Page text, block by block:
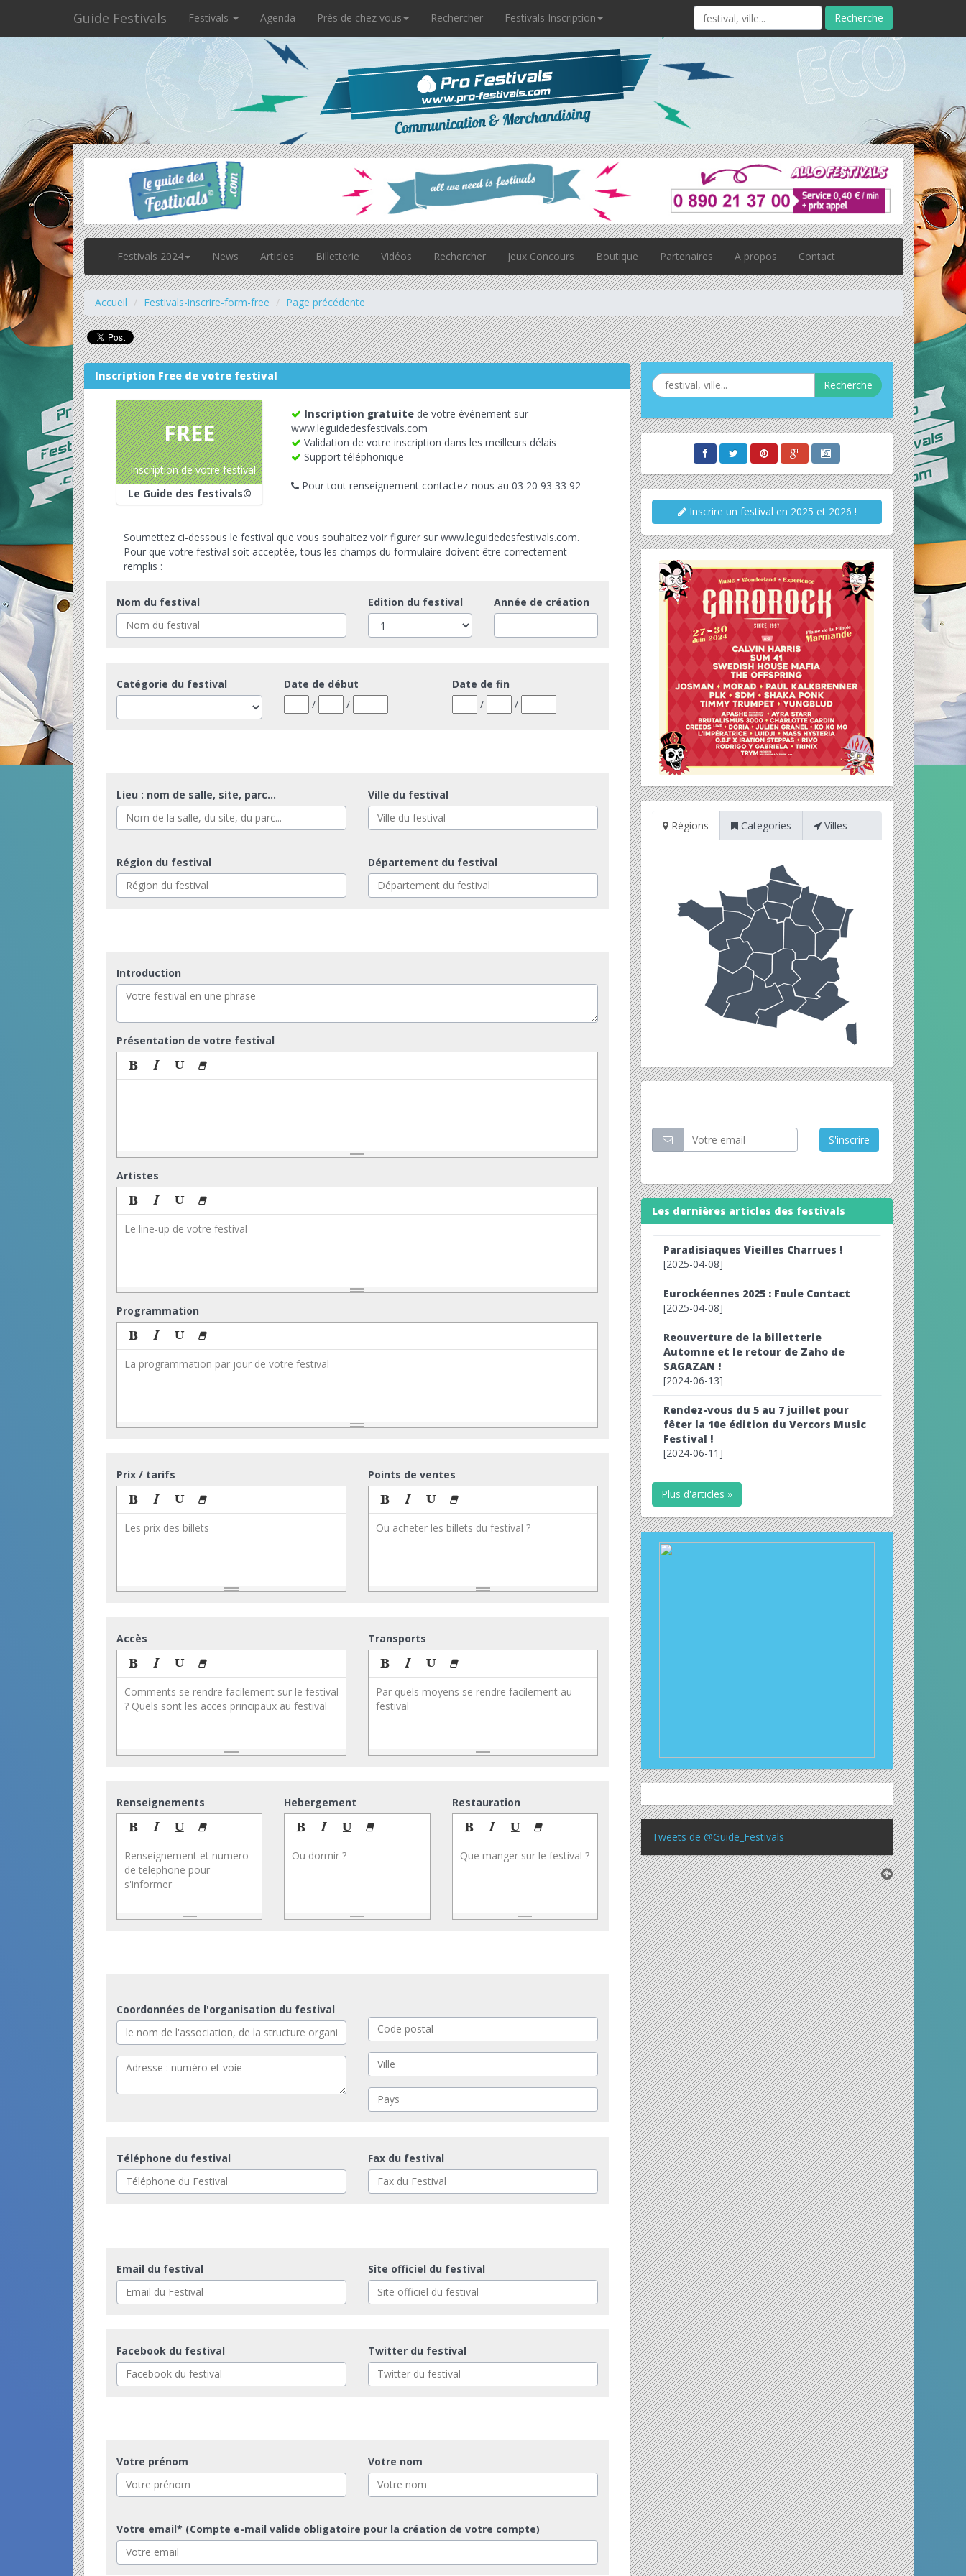
Guide Festivals Festivals Agenda Près de chez vous Rechercher Festivals Inscription Recherche
Festivals 2024 News Articles Billetterie Vidéos Rechercher Jeux Concours Boutique Partenaires A propos Contact
Accueil Festivals-inscrire-form-free Page précédente
Inscription Free de votre festival
FREE
Inscription de votre festival
Le Guide des festivals©
Inscription gratuite de votre événement sur
www.leguidedesfestivals.com
Validation de votre inscription dans les meilleurs délais
Support téléphonique
Pour tout renseignement contactez-nous au 03 20 93 33 92
Soumettez ci-dessous le festival que vous souhaitez voir figurer sur www.leguidedesfestivals.com.
Pour que votre festival soit acceptée, tous les champs du formulaire doivent être correctement
remplis :
Nom du festival Edition du festival Année de création
Catégorie du festival
Date de début
/
/
Date de fin
/
/
Lieu : nom de salle, site, parc... Ville du festival
Région du festival Département du festival
Introduction
Présentation de votre festival
Artistes
Le line-up de votre festival
Programmation
La programmation par jour de votre festival
Prix / tarifs
Les prix des billets
Points de ventes
Ou acheter les billets du festival ?
Accès
Comments se rendre facilement sur le festival
? Quels sont les acces principaux au festival
Transports
Par quels moyens se rendre facilement au
festival
Renseignements
Renseignement et numero
de telephone pour
s'informer
Hebergement
Ou dormir ?
Restauration
Que manger sur le festival ?
Coordonnées de l'organisation du festival
Téléphone du festival Fax du festival
Email du festival Site officiel du festival
Facebook du festival Twitter du festival
Votre prénom Votre nom
Votre email* (Compte e-mail valide obligatoire pour la création de votre compte)
Recherche
Inscrire un festival en 2025 et 2026 !
Régions Categories Villes
S'inscrire
Les dernières articles des festivals
Paradisiaques Vieilles Charrues !
[2025-04-08]
Eurockéennes 2025 : Foule Contact
[2025-04-08]
Reouverture de la billetterie
Automne et le retour de Zaho de
SAGAZAN !
[2024-06-13]
Rendez-vous du 5 au 7 juillet pour
fêter la 10e édition du Vercors Music
Festival !
[2024-06-11]
Plus d'articles »
Tweets de @Guide_Festivals